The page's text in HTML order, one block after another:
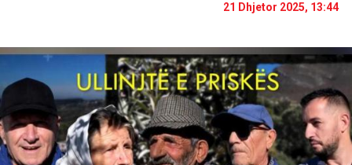
21 Dhjetor 2025, 13:44